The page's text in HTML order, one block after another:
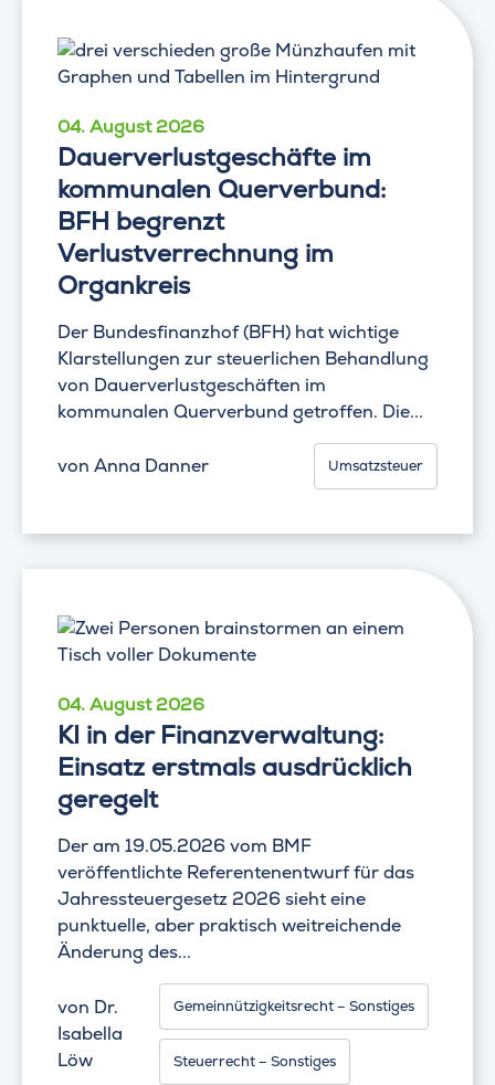
04. August 2026
Dauerverlustgeschäfte im
kommunalen Querverbund:
BFH begrenzt
Verlustverrechnung im
Organkreis
Der Bundesfinanzhof (BFH) hat wichtige
Klarstellungen zur steuerlichen Behandlung
von Dauerverlustgeschäften im
kommunalen Querverbund getroffen. Die...
von Anna Danner Umsatzsteuer
04. August 2026
KI in der Finanzverwaltung:
Einsatz erstmals ausdrücklich
geregelt
Der am 19.05.2026 vom BMF
veröffentlichte Referentenentwurf für das
Jahressteuergesetz 2026 sieht eine
punktuelle, aber praktisch weitreichende
Änderung des...
von Dr.
Isabella
Löw
Gemeinnützigkeitsrecht – Sonstiges
Steuerrecht – Sonstiges